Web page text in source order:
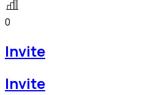
0
Invite
Invite